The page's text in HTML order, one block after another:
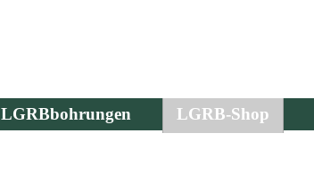
LGRBbohrungen LGRB-Shop